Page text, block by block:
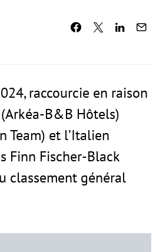
raccourcie en raison
B&B Hôtels)
Team) et l’Italien
Finn Fischer-Black
classement général